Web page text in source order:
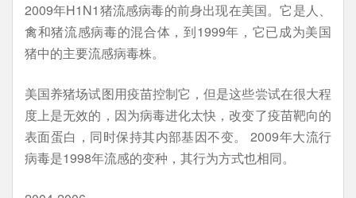
2009年H1N1猪流感病毒的前身出现在美国。它是人、
禽和猪流感病毒的混合体，到1999年，它已成为美国
猪中的主要流感病毒株。
美国养猪场试图用疫苗控制它，但是这些尝试在很大程
度上是无效的，因为病毒进化太快，改变了疫苗靶向的
表面蛋白，同时保持其内部基因不变。 2009年大流行
病毒是1998年流感的变种，其行为方式也相同。